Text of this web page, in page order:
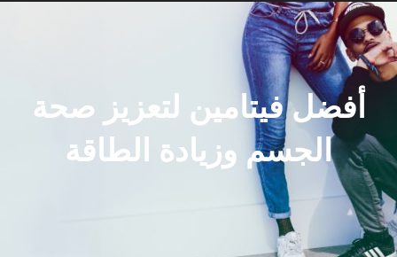
أفضل فيتامين لتعزيز صحة
الجسم وزيادة الطاقة